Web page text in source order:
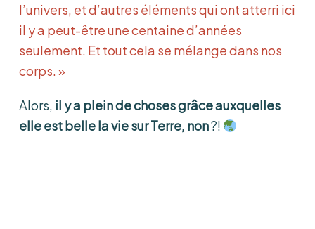
l’univers, et d’autres éléments qui ont atterri ici
il y a peut-être une centaine d’années
seulement. Et tout cela se mélange dans nos
corps. »
Alors, il y a plein de choses grâce auxquelles
elle est belle la vie sur Terre, non?!